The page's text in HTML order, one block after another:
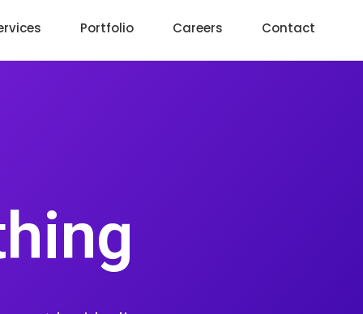
Portfolio Careers Contact